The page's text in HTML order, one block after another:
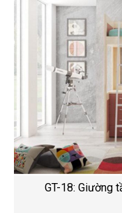
GT-18: Giường